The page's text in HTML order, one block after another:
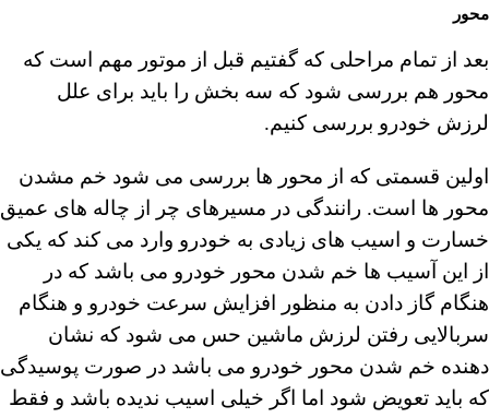
محور
بعد از تمام مراحلی که گفتیم قبل از موتور مهم است که
محور هم بررسی شود که سه بخش را باید برای علل
لرزش خودرو بررسی کنیم.
اولین قسمتی که از محور ها بررسی می شود خم مشدن
محور ها است. رانندگی در مسیرهای چر از چاله های عمیق
خسارت و اسیب های زیادی به خودرو وارد می کند که یکی
از این آسیب ها خم شدن محور خودرو می باشد که در
هنگام گاز دادن به منظور افزایش سرعت خودرو و هنگام
سربالایی رفتن لرزش ماشین حس می شود که نشان
دهنده خم شدن محور خودرو می باشد در صورت پوسیدگی
که باید تعویض شود اما اگر خیلی اسیب ندیده باشد و فقط